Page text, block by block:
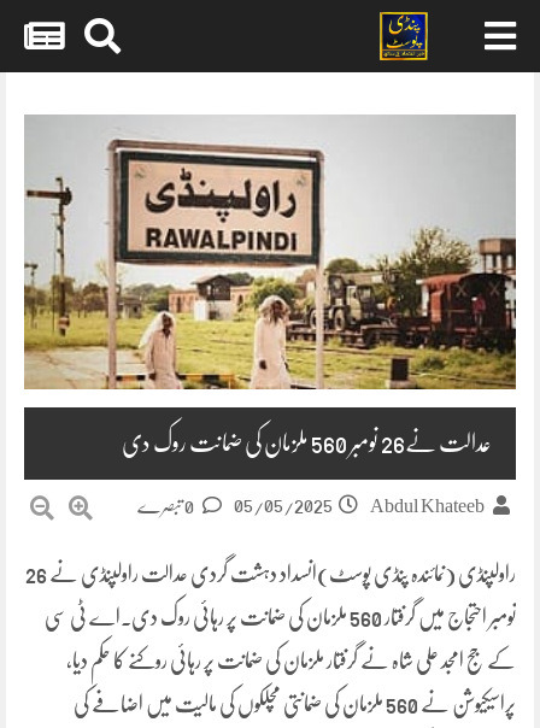
content
عدالت نے26 نومبر 560 ملزمان کی ضمانت روک دی
Abdul Khateeb
05/05/2025
راولپنڈی (نمائندہ پنڈی پوسٹ)انسداد دہشت گردی عدالت راولپنڈی نے 26
نومبر احتجاج میں گرفتار 560 ملزمان کی ضمانت پر رہائی روک دی۔اے ٹی سی
کے جج امجد علی شاہ نے گرفتار ملزمان کی ضمانت پر رہائی روکنے کا حکم دیا،
پراسیکیوشن نے 560 ملزمان کی ضمانتی مچلکوں کی مالیت میں اضافے کی